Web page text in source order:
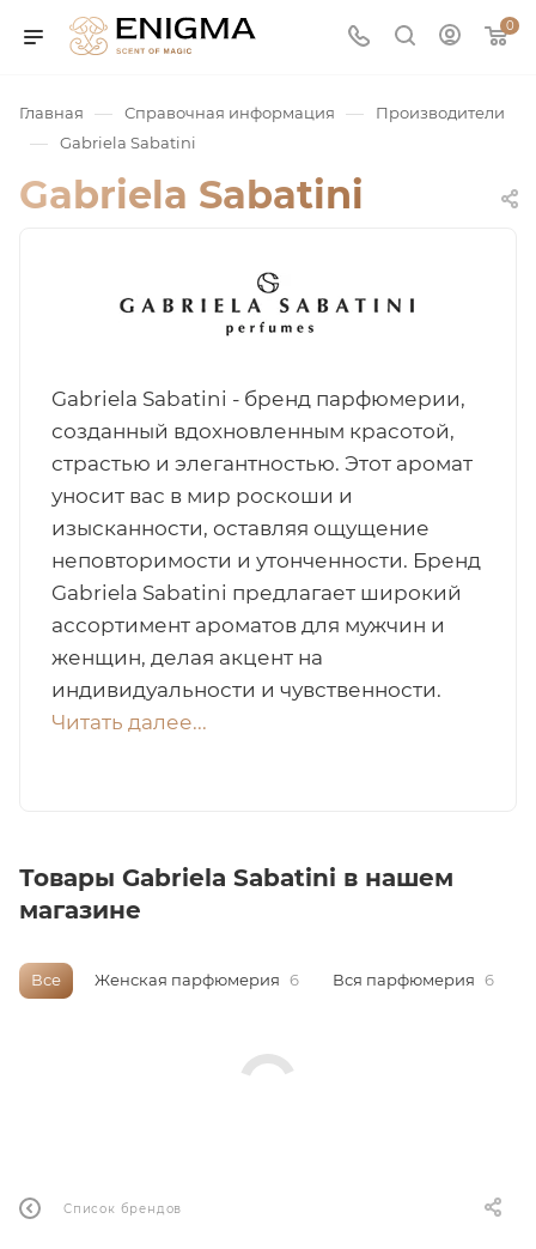
0
/ Нишевая
Арабская
сертификат
Главная — Справочная информация — Производители
— Gabriela Sabatini
Gabriela Sabatini
Gabriela Sabatini - бренд парфюмерии,
созданный вдохновленным красотой,
страстью и элегантностью. Этот аромат
уносит вас в мир роскоши и
изысканности, оставляя ощущение
неповторимости и утонченности. Бренд
Gabriela Sabatini предлагает широкий
ассортимент ароматов для мужчин и
женщин, делая акцент на
индивидуальности и чувственности.
Читать далее...
Товары Gabriela Sabatini в нашем
магазине
Все Женская парфюмерия 6 Вся парфюмерия 6
Список брендов